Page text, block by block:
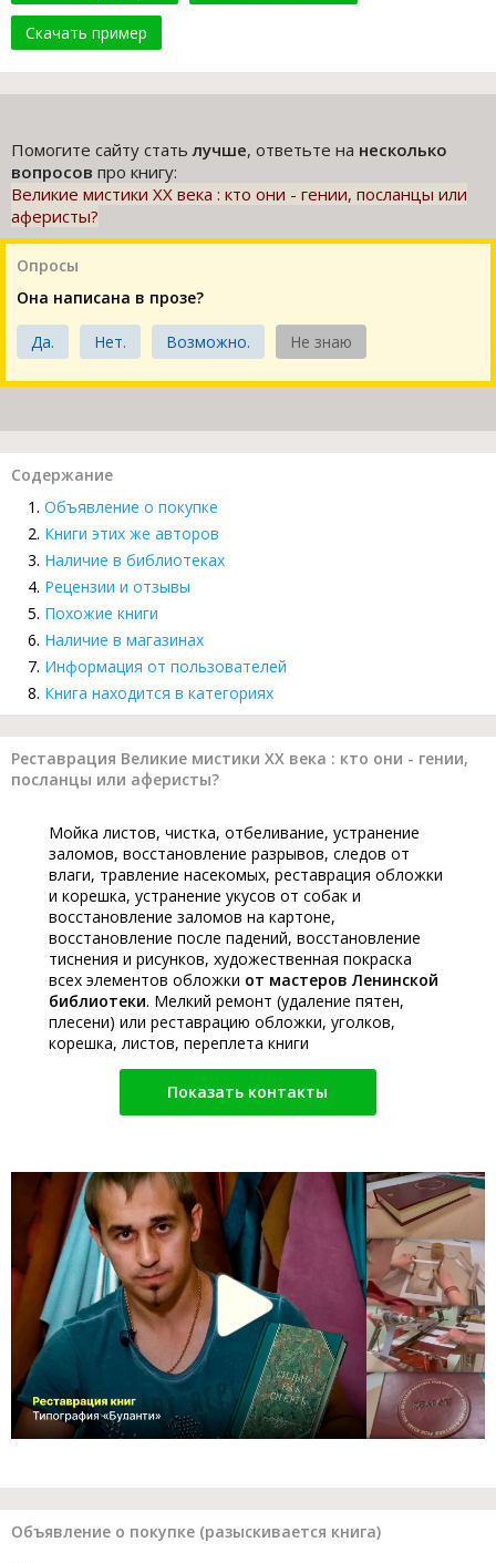
Скачать пример
Помогите сайту статьлучше, ответьте на несколько
вопросов про книгу:
Великие мистики XX века : кто они - гении, посланцы или
аферисты?
Опросы
Она написана в прозе?
Да. Нет. Возможно. Не знаю
Содержание
Объявление о покупке
Книги этих же авторов
Наличие в библиотеках
Рецензии и отзывы
Похожие книги
Наличие в магазинах
Информация от пользователей
Книга находится в категориях
Реставрация Великие мистики XX века : кто они - гении,
посланцы или аферисты?
Мойка листов, чистка, отбеливание, устранение
заломов, восстановление разрывов, следов от
влаги, травление насекомых, реставрация обложки
и корешка, устранение укусов от собак и
восстановление заломов на картоне,
восстановление после падений, восстановление
тиснения и рисунков, художественная покраска
всех элементов обложки от мастеров Ленинской
библиотеки. Мелкий ремонт (удаление пятен,
плесени) или реставрацию обложки, уголков,
корешка, листов, переплета книги
Показать контакты
Объявление о покупке (разыскивается книга)